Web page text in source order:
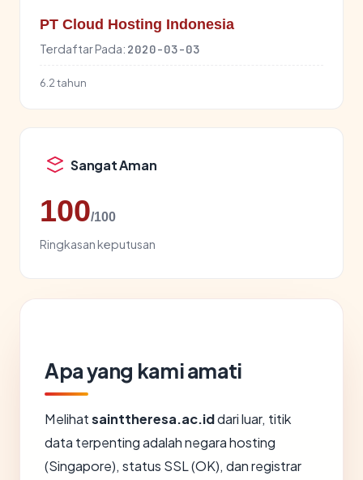
PT Cloud Hosting Indonesia
Terdaftar Pada: 2020-03-03
6.2 tahun
Sangat Aman
100/100
Ringkasan keputusan
Apa yang kami amati
Melihatsainttheresa.ac.iddari luar, titik
data terpenting adalah negara hosting
(Singapore), status SSL (OK), dan registrar